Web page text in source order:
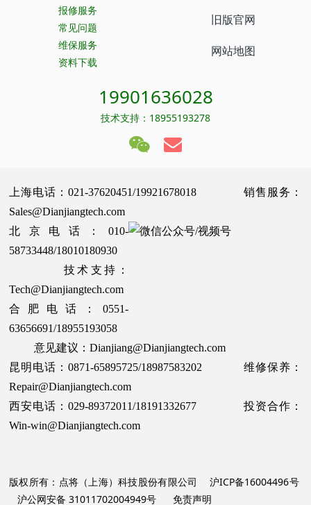
报修服务
常见问题
维保服务
资料下载
旧版官网
网站地图
19901636028
技术支持：18955193278
上海电话：021-37620451/19921678018 销售服务：
Sales@Dianjiangtech.com
北京电话：010-
58733448/18010180930
技术支持：
Tech@Dianjiangtech.com
合肥电话：0551-
63656691/18955193058
意见建议：Dianjiang@Dianjiangtech.com
昆明电话：0871-65895725/18987583202 维修保养：
Repair@Dianjiangtech.com
西安电话：029-89372011/18191332677 投资合作：
Win-win@Dianjiangtech.com
版权所有：点将（上海）科技股份有限公司 沪ICP备16004496号
沪公网安备 31011702004949号
免责声明